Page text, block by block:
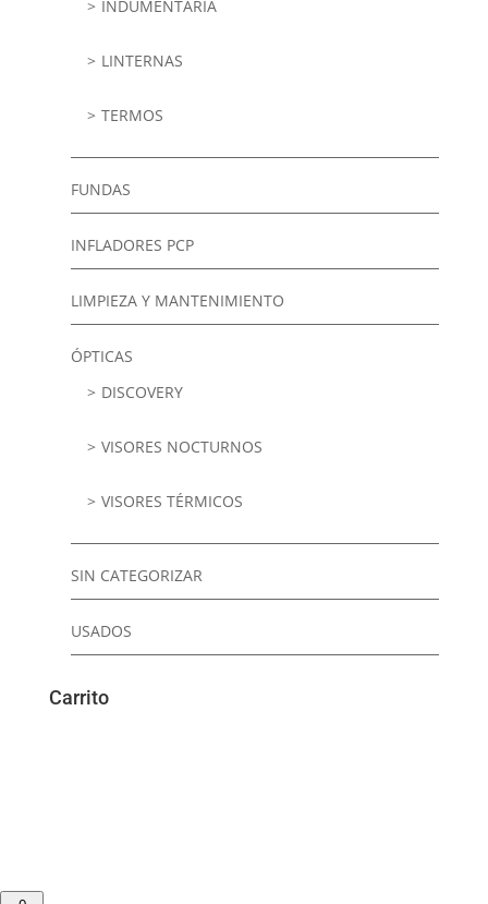
INDUMENTARIA
LINTERNAS
TERMOS
FUNDAS
INFLADORES PCP
LIMPIEZA Y MANTENIMIENTO
ÓPTICAS
DISCOVERY
VISORES NOCTURNOS
VISORES TÉRMICOS
SIN CATEGORIZAR
USADOS
Carrito